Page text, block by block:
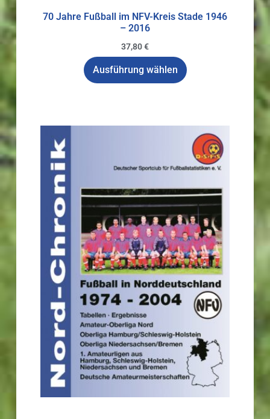
70 Jahre Fußball im NFV-Kreis Stade 1946
– 2016
37,80€
Ausführung wählen